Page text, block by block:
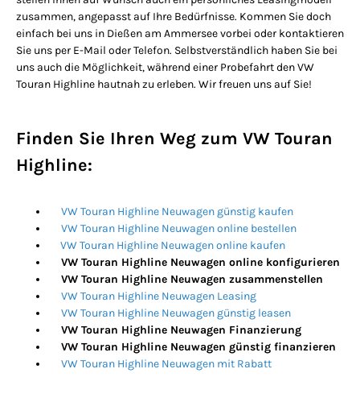
zusammen, angepasst auf Ihre Bedürfnisse. Kommen Sie doch
einfach bei uns in Dießen am Ammersee vorbei oder kontaktieren
Sie uns per E-Mail oder Telefon. Selbstverständlich haben Sie bei
uns auch die Möglichkeit, während einer Probefahrt den VW
Touran Highline hautnah zu erleben. Wir freuen uns auf Sie!
Finden Sie Ihren Weg zum VW Touran
Highline:
VW Touran Highline Neuwagen günstig kaufen
VW Touran Highline Neuwagen online bestellen
VW Touran Highline Neuwagen online kaufen
VW Touran Highline Neuwagen online konfigurieren
VW Touran Highline Neuwagen zusammenstellen
VW Touran Highline Neuwagen Leasing
VW Touran Highline Neuwagen günstig leasen
VW Touran Highline Neuwagen Finanzierung
VW Touran Highline Neuwagen günstig finanzieren
VW Touran Highline Neuwagen mit Rabatt